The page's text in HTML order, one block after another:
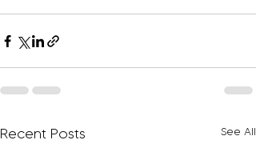
Recent Posts See All